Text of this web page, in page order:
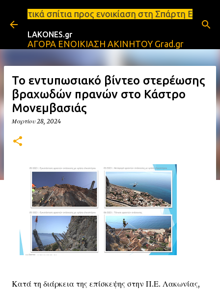
Μετάβαση στο κύριο περιεχόμενο
προς ενοικίαση στη Σπάρτη Ενοικιάσεις
LAKONES.gr
ΑΓΟΡΑ ΕΝΟΙΚΙΑΣΗ ΑΚΙΝΗΤΟΥ Grad.gr
Το εντυπωσιακό βίντεο στερέωσης
βραχωδών πρανών στο Κάστρο
Μονεμβασιάς
Μαρτίου 28, 2024
Κατά τη διάρκεια της επίσκεψης στην Π.Ε. Λακωνίας,